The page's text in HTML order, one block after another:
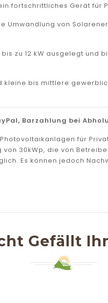
fortschrittliches Gerät für
Umwandlung von
zu 12 kW ausgelegt
kleine bis mittlere
Barzahlung bei
für
30kWp, die von
Es können jedoch
Gefällt